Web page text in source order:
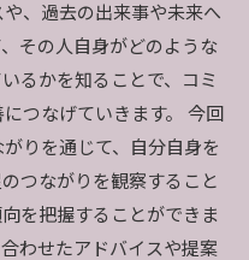
、過去の出来事や未来へ
その人自身がどのような
るかを知ることで、コミ
つなげていきます。 今回
りを通じて、自分自身を
つながりを観察すること
を把握することができま
わせたアドバイスや提案